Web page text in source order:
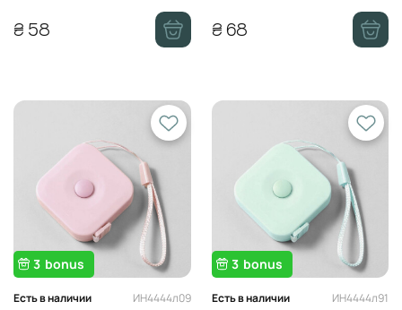
₴ 58 ₴ 68
3 bonus
Есть в наличии ИН4444л09
3 bonus
Есть в наличии ИН4444л91